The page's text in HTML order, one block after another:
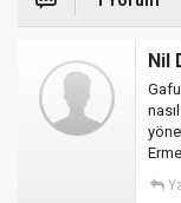
Nil